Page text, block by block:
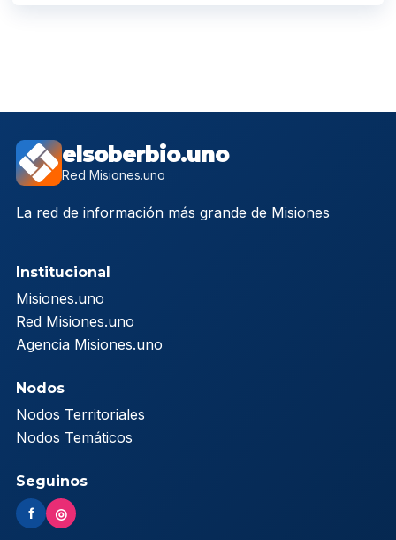
elsoberbio.uno
Red Misiones.uno
La red de información más grande de Misiones
Institucional
Misiones.uno
Red Misiones.uno
Agencia Misiones.uno
Nodos
Nodos Territoriales
Nodos Temáticos
Seguinos
f ◎